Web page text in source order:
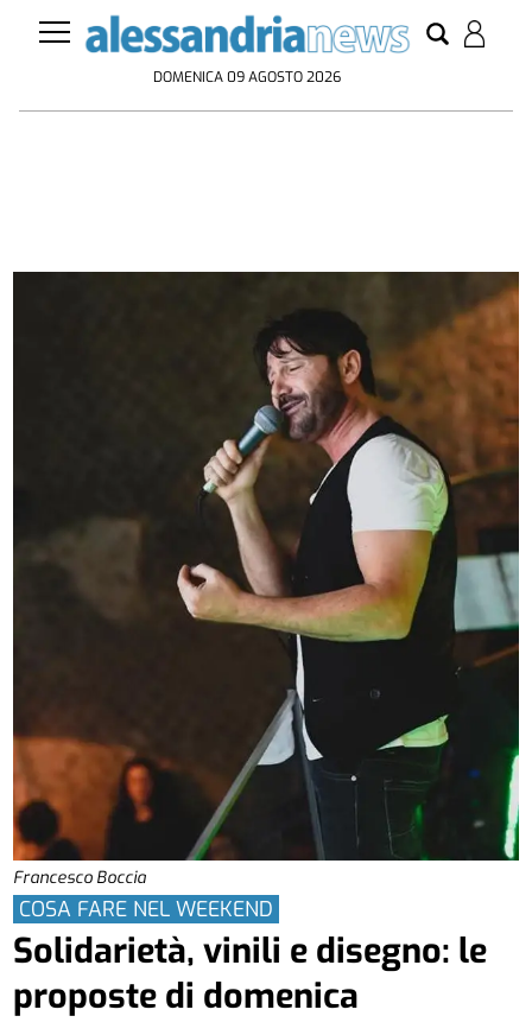
DOMENICA 09 AGOSTO 2026
Francesco Boccia
COSA FARE NEL WEEKEND
Solidarietà, vinili e disegno: le
proposte di domenica